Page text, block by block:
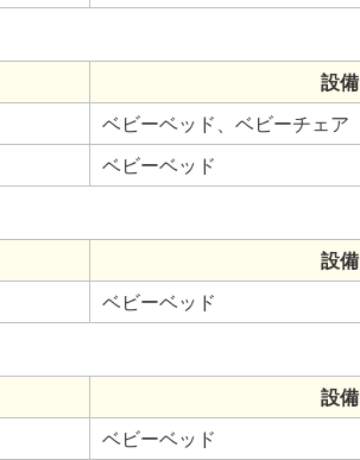
設備
ベビーベッド、ベビーチェア
ベビーベッド
設備
ベビーベッド
設備
ベビーベッド